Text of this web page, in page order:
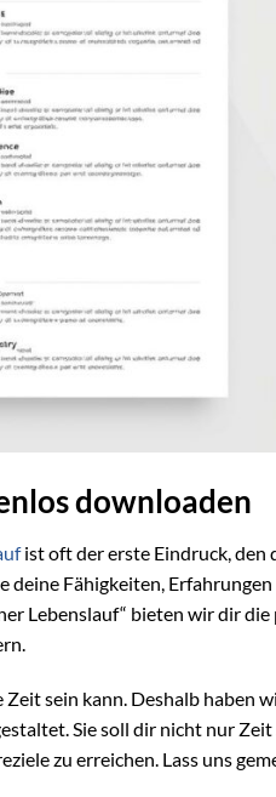
downloaden
ist oft der erste Eindruck, den
Fähigkeiten, Erfahrungen
Lebenslauf“ bieten wir dir die
sein kann. Deshalb haben
Sie soll dir nicht nur Zeit
zu erreichen. Lass uns